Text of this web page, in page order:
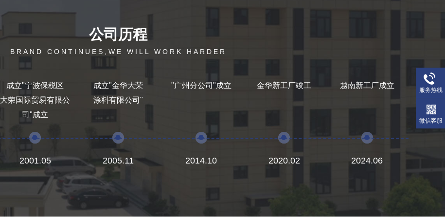
公司历程
BRAND CONTINUES,WE WILL WORK HARDER
成立"宁波保税区
大荣国际贸易有限公
司"成立
2001.05
成立"金华大荣
涂料有限公司"
2005.11
"广州分公司"成立
2014.10
金华新工厂竣工
2020.02
越南新工厂成立
2024.06
服务热线
微信客服